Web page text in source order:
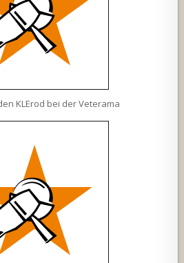
KLErod bei der Veterama